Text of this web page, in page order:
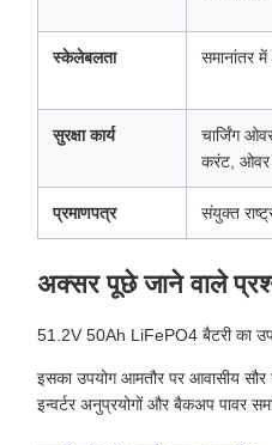
स्केलेबलता समानांतर
सुरक्षा कार्य
चार्जिंग
करंट, ओवर
प्रमाणपत्र संयुक्त
अक्सर पूछे जाने वाले
51.2V 50Ah LiFePO4 बैटरी का
इसका उपयोग आमतौर पर आवासीय सौर
इन्वर्टर अनुप्रयोगों और बैकअप पावर